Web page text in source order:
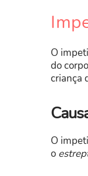
O
do
criança
O
o